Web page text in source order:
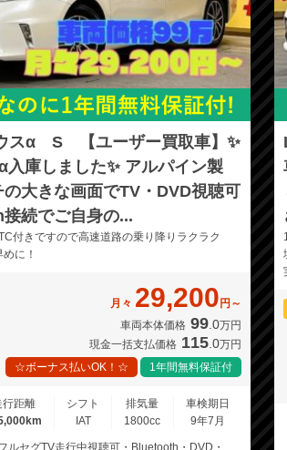
スα S 【ユーザー買取車】✨
入庫しました✨ アルパイン製
大きな画面でTV・DVD視聴可
続でご自身の...
付きですので高速道路の乗り降りラクラク
に！
月々 29,200 円～
車両本体価格 99.0万円
現金一括支払価格 115.0万円
☆ボーナス払いOK！☆
1年間無料保証付
行距離
シフト
IAT
排気量
1800cc
車検期日
9年7月